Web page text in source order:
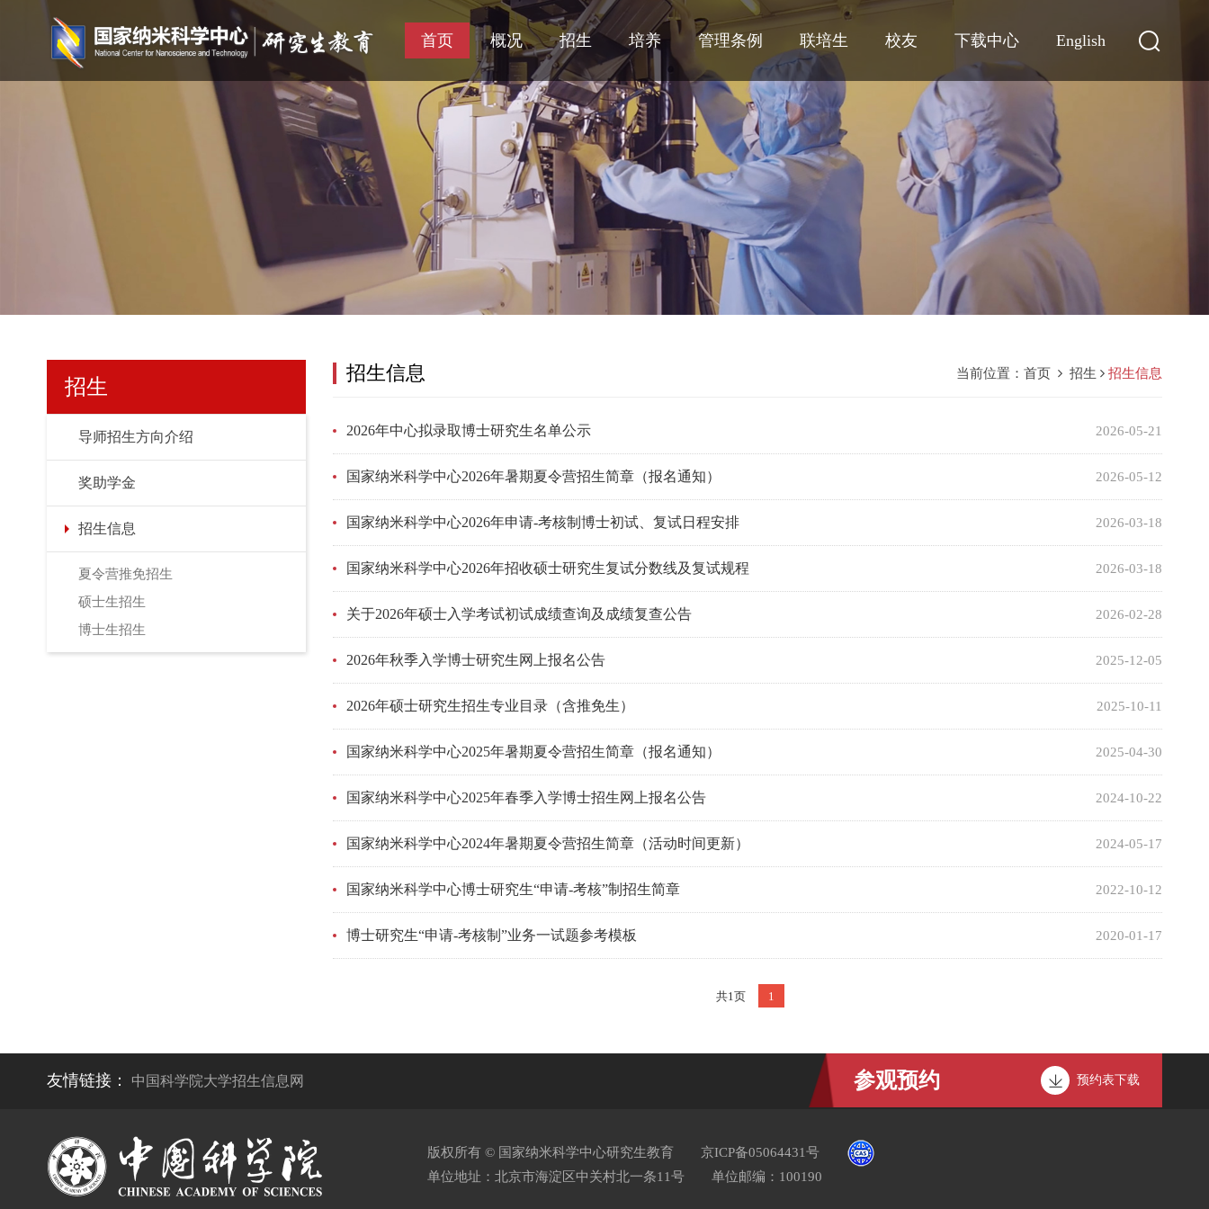
首页 概况 招生 培养 管理条例 联培生 校友 下载中心 English
招生
导师招生方向介绍
奖助学金
招生信息
夏令营推免招生
硕士生招生
博士生招生
招生信息 当前位置： 首页 招生 招生信息
2026年中心拟录取博士研究生名单公示 2026-05-21
国家纳米科学中心2026年暑期夏令营招生简章（报名通知） 2026-05-12
国家纳米科学中心2026年申请-考核制博士初试、复试日程安排 2026-03-18
国家纳米科学中心2026年招收硕士研究生复试分数线及复试规程 2026-03-18
关于2026年硕士入学考试初试成绩查询及成绩复查公告 2026-02-28
2026年秋季入学博士研究生网上报名公告 2025-12-05
2026年硕士研究生招生专业目录（含推免生） 2025-10-11
国家纳米科学中心2025年暑期夏令营招生简章（报名通知） 2025-04-30
国家纳米科学中心2025年春季入学博士招生网上报名公告 2024-10-22
国家纳米科学中心2024年暑期夏令营招生简章（活动时间更新） 2024-05-17
国家纳米科学中心博士研究生“申请-考核”制招生简章 2022-10-12
博士研究生“申请-考核制”业务一试题参考模板 2020-01-17
共1页 1
友情链接： 中国科学院大学招生信息网 参观预约 预约表下载
版权所有 © 国家纳米科学中心研究生教育
京ICP备05064431号
单位地址：北京市海淀区中关村北一条11号
单位邮编：100190